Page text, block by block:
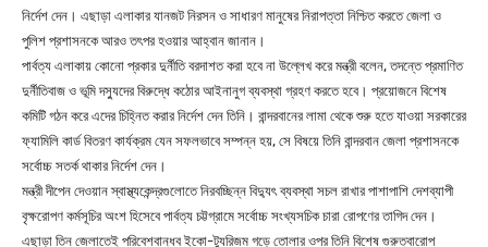
নির্দেশ দেন। এছাড়া এলাকার যানজট নিরসন ও সাধারণ মানুষের নিরাপত্তা নিশ্চিত করতে জেলা ও
পুলিশ প্রশাসনকে আরও তৎপর হওয়ার আহ্বান জানান।
পার্বত্য এলাকায় কোনো প্রকার দুর্নীতি বরদাশত করা হবে না উল্লেখ করে মন্ত্রী বলেন, তদন্তে প্রমাণিত
দুর্নীতিবাজ ও ভূমি দস্যুদের বিরুদ্ধে কঠোর আইনানুগ ব্যবস্থা গ্রহণ করতে হবে। প্রয়োজনে বিশেষ
কমিটি গঠন করে এদের চিহ্নিত করার নির্দেশ দেন তিনি। বান্দরবানের লামা থেকে শুরু হতে যাওয়া সরকারের
ফ্যামিলি কার্ড বিতরণ কার্যক্রম যেন সফলভাবে সম্পন্ন হয়, সে বিষয়ে তিনি বান্দরবান জেলা প্রশাসনকে
সর্বোচ্চ সতর্ক থাকার নির্দেশ দেন।
মন্ত্রী দীপেন দেওয়ান স্বাস্থ্যকেন্দ্রগুলোতে নিরবচ্ছিন্ন বিদ্যুৎ ব্যবস্থা সচল রাখার পাশাপাশি দেশব্যাপী
বৃক্ষরোপণ কর্মসূচির অংশ হিসেবে পার্বত্য চট্টগ্রামে সর্বোচ্চ সংখ্যসচিক চারা রোপণের তাগিদ দেন।
এছাড়া তিন জেলাতেই পরিবেশবান্ধব ইকো-ট্যুরিজম গড়ে তোলার ওপর তিনি বিশেষ গুরুত্বারোপ